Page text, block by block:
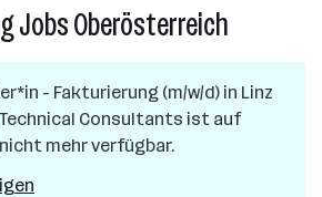
JobsOberösterreich
in
- Fakturierung (m/w/d) in Linz
Technical Consultants ist auf
mehr verfügbar.